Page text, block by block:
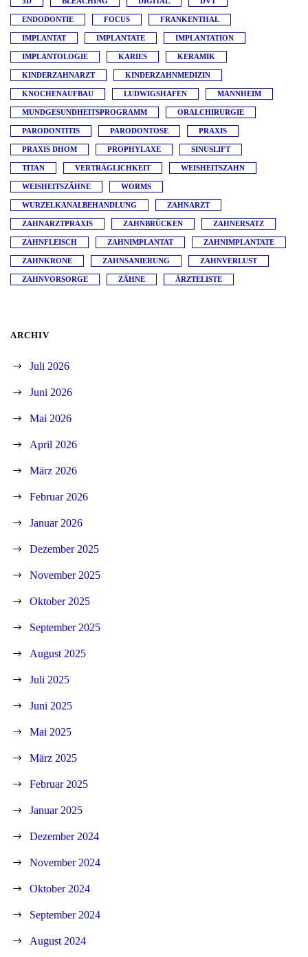
ENDODONTIE FOCUS FRANKENTHAL
IMPLANTAT IMPLANTATE IMPLANTATION
IMPLANTOLOGIE KARIES KERAMIK
KINDERZAHNARZT KINDERZAHNMEDIZIN
KNOCHENAUFBAU LUDWIGSHAFEN MANNHEIM
MUNDGESUNDHEITSPROGRAMM ORALCHIRURGIE
PARODONTITIS PARODONTOSE PRAXIS
PRAXIS DHOM PROPHYLAXE SINUSLIFT
TITAN VERTRÄGLICHKEIT WEISHEITSZAHN
WEISHEITSZÄHNE WORMS
WURZELKANALBEHANDLUNG ZAHNARZT
ZAHNARZTPRAXIS ZAHNBRÜCKEN ZAHNERSATZ
ZAHNFLEISCH ZAHNIMPLANTAT ZAHNIMPLANTATE
ZAHNKRONE ZAHNSANIERUNG ZAHNVERLUST
ZAHNVORSORGE ZÄHNE ÄRZTELISTE
ARCHIV
Juli 2026
Juni 2026
Mai 2026
April 2026
März 2026
Februar 2026
Januar 2026
Dezember 2025
November 2025
Oktober 2025
September 2025
August 2025
Juli 2025
Juni 2025
Mai 2025
März 2025
Februar 2025
Januar 2025
Dezember 2024
November 2024
Oktober 2024
September 2024
August 2024